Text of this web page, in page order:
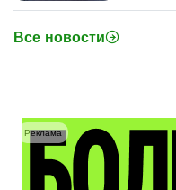
Все новости
Реклама